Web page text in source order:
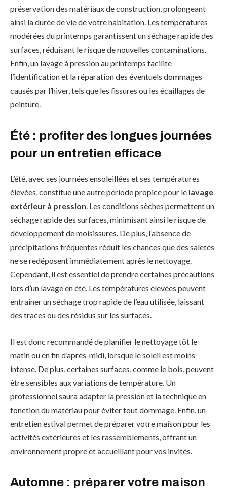
préservation des matériaux de construction, prolongeant
ainsi la durée de vie de votre habitation. Les températures
modérées du printemps garantissent un séchage rapide des
surfaces, réduisant le risque de nouvelles contaminations.
Enfin, un lavage à pression au printemps facilite
l’identification et la réparation des éventuels dommages
causés par l’hiver, tels que les fissures ou les écaillages de
peinture.
Été : profiter des longues journées
pour un entretien efficace
L’été, avec ses journées ensoleillées et ses températures
élevées, constitue une autre période propice pour le lavage
extérieur à pression. Les conditions sèches permettent un
séchage rapide des surfaces, minimisant ainsi le risque de
développement de moisissures. De plus, l’absence de
précipitations fréquentes réduit les chances que des saletés
ne se redéposent immédiatement après le nettoyage.
Cependant, il est essentiel de prendre certaines précautions
lors d’un lavage en été. Les températures élevées peuvent
entraîner un séchage trop rapide de l’eau utilisée, laissant
des traces ou des résidus sur les surfaces.
Il est donc recommandé de planifier le nettoyage tôt le
matin ou en fin d’après-midi, lorsque le soleil est moins
intense. De plus, certaines surfaces, comme le bois, peuvent
être sensibles aux variations de température. Un
professionnel saura adapter la pression et la technique en
fonction du matériau pour éviter tout dommage. Enfin, un
entretien estival permet de préparer votre maison pour les
activités extérieures et les rassemblements, offrant un
environnement propre et accueillant pour vos invités.
Automne : préparer votre maison